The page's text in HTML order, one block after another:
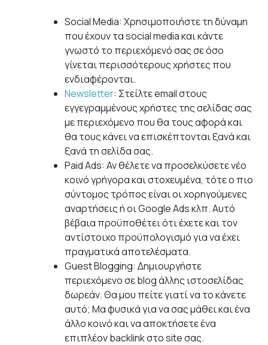
Social Media: Χρησιμοποιήστε τη δύναμη
που έχουν τα social media και κάντε
γνωστό το περιεχόμενό σας σε όσο
γίνεται περισσότερους χρήστες που
ενδιαφέρονται.
Newsletter: Στείλτε email στους
εγγεγραμμένους χρήστες της σελίδας σας
με περιεχόμενο που θα τους αφορά και
θα τους κάνει να επισκέπτονται ξανά και
ξανά τη σελίδα σας.
Paid Ads: Αν θέλετε να προσελκύσετε νέο
κοινό γρήγορα και στοχευμένα, τότε ο πιο
σύντομος τρόπος είναι οι χορηγούμενες
αναρτήσεις ή οι Google Ads κλπ. Αυτό
βέβαια προϋποθέτει ότι έχετε και τον
αντίστοιχο προϋπολογισμό για να έχει
πραγματικά αποτελέσματα.
Guest Blogging: Δημιουργήστε
περιεχόμενο σε blog άλλης ιστοσελίδας
δωρεάν. Θα μου πείτε γιατί να το κάνετε
αυτό; Μα φυσικά για να σας μάθει και ένα
άλλο κοινό και να αποκτήσετε ένα
επιπλέον backlink στο site σας.